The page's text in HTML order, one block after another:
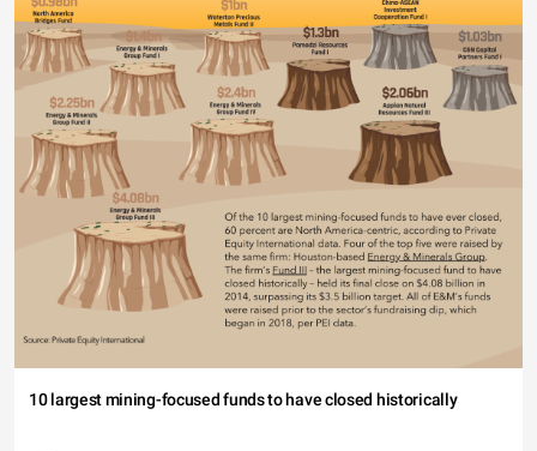
10 largest mining-focused funds to have closed historically